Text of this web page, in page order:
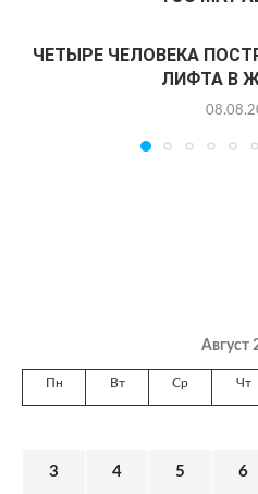
ЧЕТЫРЕ ЧЕЛОВЕКА
ЛИФТА В
Август
Пн Вт Ср Чт
3 4 5 6